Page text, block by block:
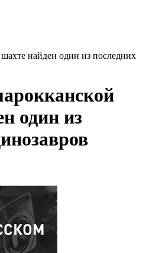
найден один из последних
один из